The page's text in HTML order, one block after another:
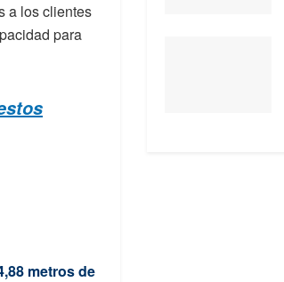
a los clientes
para
metros de